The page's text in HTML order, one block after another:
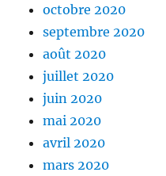
octobre 2020
septembre 2020
août 2020
juillet 2020
juin 2020
mai 2020
avril 2020
mars 2020